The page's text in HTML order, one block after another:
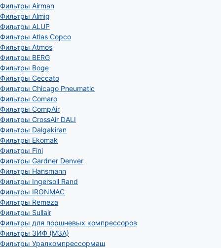
Фильтры Airman
Фильтры Almig
Фильтры ALUP
Фильтры Atlas Copco
Фильтры Atmos
Фильтры BERG
Фильтры Boge
Фильтры Ceccato
Фильтры Chicago Pneumatic
Фильтры Comaro
Фильтры CompAir
Фильтры CrossAir DALI
Фильтры Dalgakiran
Фильтры Ekomak
Фильтры Fini
Фильтры Gardner Denver
Фильтры Hansmann
Фильтры Ingersoll Rand
Фильтры IRONMAC
Фильтры Remeza
Фильтры Sullair
Фильтры для поршневых компрессоров
Фильтры ЗИФ (МЗА)
Фильтры Уралкомпрессормаш